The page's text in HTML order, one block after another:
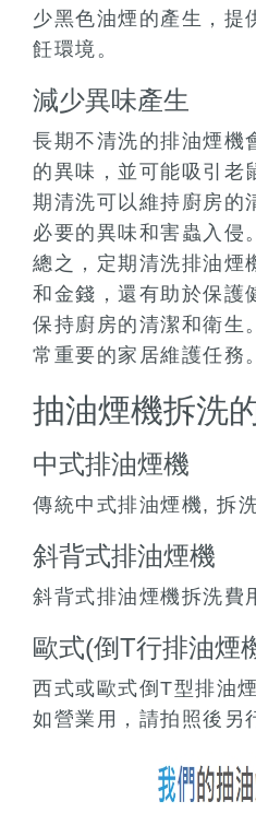
少黑色油煙的產生，提
飪環境。
減少異味產生
長期不清洗的排油煙機
的異味，並可能吸引老
期清洗可以維持廚房的
必要的異味和害蟲入侵。
總之，定期清洗排油煙
和金錢，還有助於保護
保持廚房的清潔和衛生
常重要的家居維護任務。
抽油煙機拆洗
中式排油煙機
傳統中式排油煙機, 拆
斜背式排油煙機
斜背式排油煙機拆洗費
歐式(倒T行排油煙
西式或歐式倒T型排油
如營業用，請拍照後另